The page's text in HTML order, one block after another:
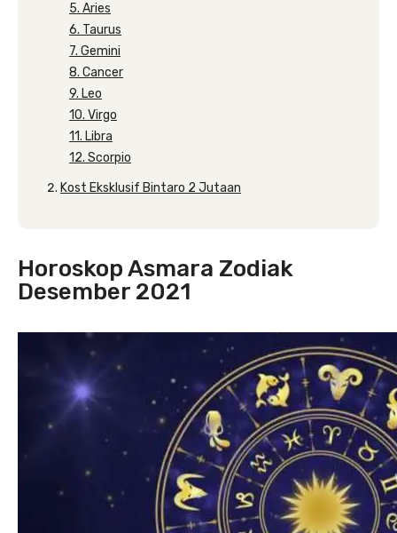
5. Aries
6. Taurus
7. Gemini
8. Cancer
9. Leo
10. Virgo
11. Libra
12. Scorpio
Kost Eksklusif Bintaro 2 Jutaan
Horoskop Asmara Zodiak
Desember 2021